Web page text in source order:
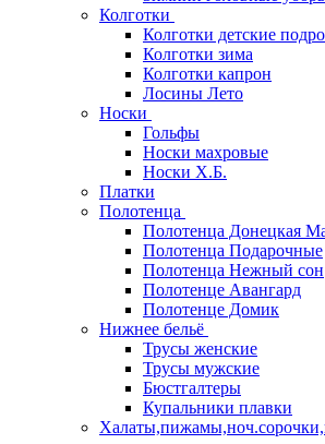
Колготки
Колготки детские
Колготки зима
Колготки капрон
Лосины Лето
Носки
Гольфы
Носки махровые
Носки Х.Б.
Платки
Полотенца
Полотенца Донецкая
Полотенца Подарочные
Полотенца Нежный сон
Полотенце Авангард
Полотенце Домик
Нижнее бельё
Трусы женские
Трусы мужские
Бюстгалтеры
Купальники плавки